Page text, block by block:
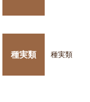
種実類 種実類